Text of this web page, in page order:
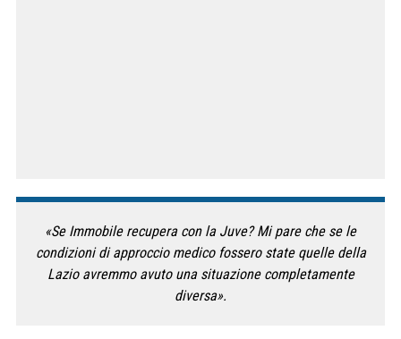
«Se Immobile recupera con la Juve? Mi pare che se le
condizioni di approccio medico fossero state quelle della
Lazio avremmo avuto una situazione completamente
diversa».